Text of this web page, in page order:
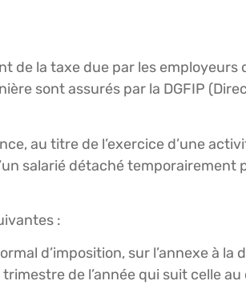
de la taxe due par les employeurs
sont assurés par la DGFIP
au titre de l’exercice d’une
salarié détaché temporairement
:
d’imposition, sur l’annexe à la
de l’année qui suit celle